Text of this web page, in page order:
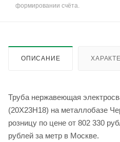
формировании счёта.
ОПИСАНИЕ
Труба нержавеющая
(20Х23Н18) на металлобазе
розницу по цене от 802 330 рублей за
рублей за метр в Москве.